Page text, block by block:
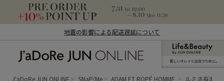
地震の影響による配送遅延について
ン オンライン）
新しいキレイと出合うために。
J'aDoRe JUN ONLINE SNaP/Me ADAM ET ROPÉ HOMME ルミネ有楽町